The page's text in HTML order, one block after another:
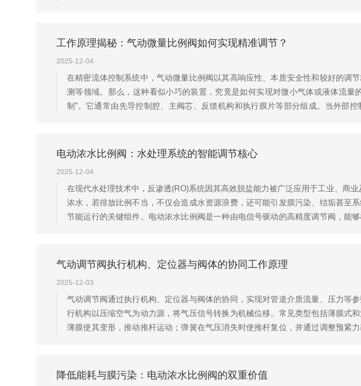
工作原理揭秘：气动微量比例阀如何实现精准调节？
2025-12-04
在精密流体控制系统中，气动微量比例阀以其高响应性、本质安全性和较好的调
测等领域。那么，这种看似小巧的装置，究竟是如何实现对微小气体或液体流量
制”。它通常由先导控制腔、主阀芯、反馈机构和执行膜片等部分组成。当外部
电动浓水比例阀：水处理系统的智能调节核心
2025-12-04
在现代水处理技术中，反渗透(RO)系统因其高效脱盐能力被广泛应用于工业、商
浓水，若排放比例不当，不仅会造成水资源浪费，还可能引发膜污染、结垢甚至
节能运行的关键组件。电动浓水比例阀是一种由电信号驱动的高精度调节阀，能
气动调节阀执行机构、定位器与阀体的协同工作原理
2025-12-03
气动调节阀通过执行机构、定位器与阀体的协同，实现对管道介质流量、压力等
行机构以压缩空气为动力源，将气压信号转换为机械位移。常见类型包括薄膜式
薄膜使其变形，推动推杆运动；弹簧在气压消失时使推杆复位，并通过调整预紧
降低能耗与膜污染：电动浓水比例阀的双重价值